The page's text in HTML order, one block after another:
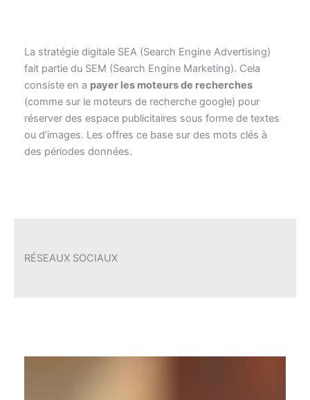
fait partie du SEM (Search Engine Marketing). Cela
consiste en apayer les moteurs de recherches
(comme sur le moteurs de recherche google) pour
réserver des espace publicitaires sous forme de textes
ou d’images. Les offres ce base sur des mots clés à
des périodes données.